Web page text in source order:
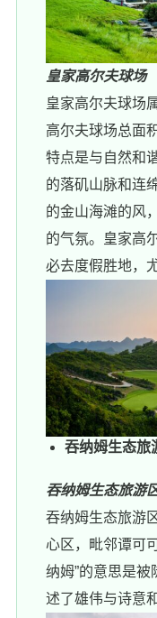
皇家高尔夫球场
皇家高尔夫球场
高尔夫球场总面
特点是与自然和
的落矶山脉和连
的金山海滩的风
的气氛。皇家高
必去度假胜地，
吞纳姆生态旅
吞纳姆生态旅游区
吞纳姆生态旅游
心区，毗邻谭可
纳姆”的意思是
述了雄伟与诗意